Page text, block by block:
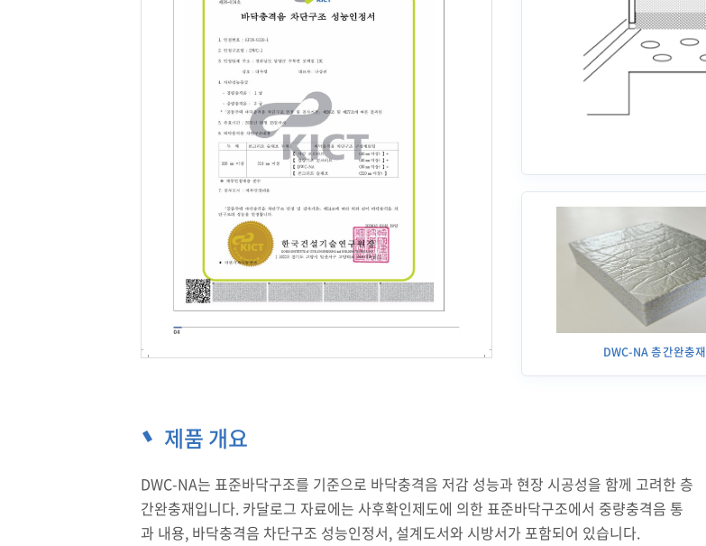
DWC-NA 층간완충재
제품 개요
DWC-NA는 표준바닥구조를 기준으로 바닥충격음 저감 성능과 현장 시공성을 함께 고려한 층
간완충재입니다. 카달로그 자료에는 사후확인제도에 의한 표준바닥구조에서 중량충격음 통
과 내용, 바닥충격음 차단구조 성능인정서, 설계도서와 시방서가 포함되어 있습니다.